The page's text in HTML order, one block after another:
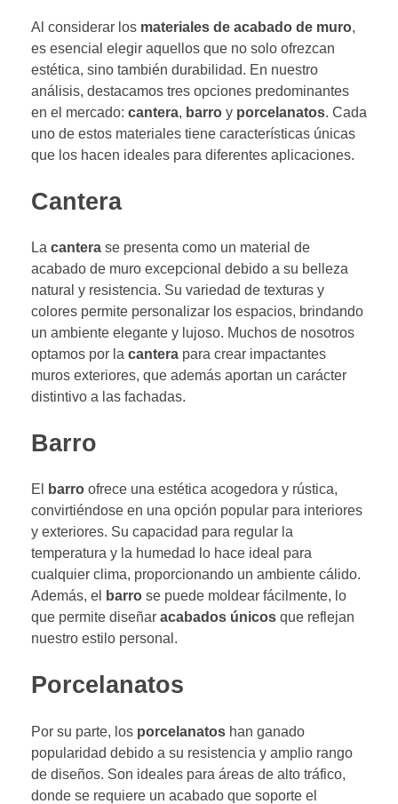
Al considerar los materiales de acabado de muro,
es esencial elegir aquellos que no solo ofrezcan
estética, sino también durabilidad. En nuestro
análisis, destacamos tres opciones predominantes
en el mercado: cantera, barro y porcelanatos. Cada
uno de estos materiales tiene características únicas
que los hacen ideales para diferentes aplicaciones.
Cantera
La cantera se presenta como un material de
acabado de muro excepcional debido a su belleza
natural y resistencia. Su variedad de texturas y
colores permite personalizar los espacios, brindando
un ambiente elegante y lujoso. Muchos de nosotros
optamos por la cantera para crear impactantes
muros exteriores, que además aportan un carácter
distintivo a las fachadas.
Barro
El barro ofrece una estética acogedora y rústica,
convirtiéndose en una opción popular para interiores
y exteriores. Su capacidad para regular la
temperatura y la humedad lo hace ideal para
cualquier clima, proporcionando un ambiente cálido.
Además, el
barro se puede moldear fácilmente, lo
que permite diseñar acabados únicos que reflejan
nuestro estilo personal.
Porcelanatos
Por su parte, los porcelanatos han ganado
popularidad debido a su resistencia y amplio rango
de diseños. Son ideales para áreas de alto tráfico,
donde se requiere un acabado que soporte el